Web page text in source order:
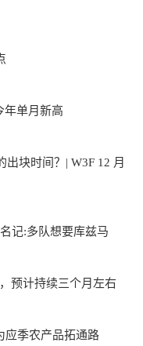
年单月新高
？| W3F 12 月
记:多队想要库兹马
预计持续三个月左右
应季农产品拓通路